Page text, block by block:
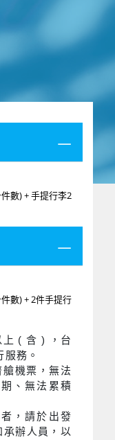
數) + 手提行李2
數) + 2件手提行
上 ( 含 ) ，台
務。
機票，無法
、無法累積
，請於出發
辦人員，以